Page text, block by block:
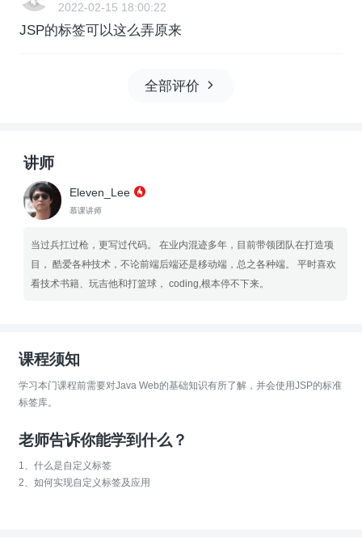
2022-02-15 18:00:22
JSP的标签可以这么弄原来
全部评价
讲师
Eleven_Lee
慕课讲师
当过兵扛过枪，更写过代码。 在业内混迹多年，目前带领团队在打造项
目， 酷爱各种技术，不论前端后端还是移动端，总之各种端。 平时喜欢
看技术书籍、玩吉他和打篮球， coding,根本停不下来。
课程须知
学习本门课程前需要对Java Web的基础知识有所了解，并会使用JSP的标准
标签库。
老师告诉你能学到什么？
1、什么是自定义标签
2、如何实现自定义标签及应用